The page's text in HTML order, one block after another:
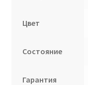
Цвет
Состояние
Гарантия